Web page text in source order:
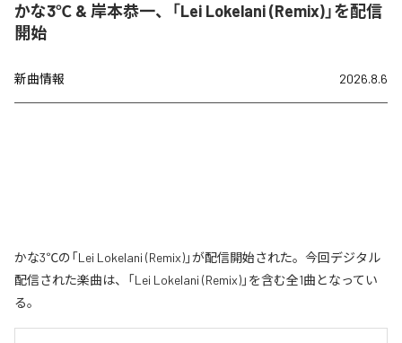
かな3℃ & 岸本恭一、「Lei Lokelani (Remix)」を配信
開始
新曲情報 2026.8.6
かな3℃の「Lei Lokelani (Remix)」が配信開始された。今回デジタル
配信された楽曲は、「Lei Lokelani (Remix)」を含む全1曲となってい
る。